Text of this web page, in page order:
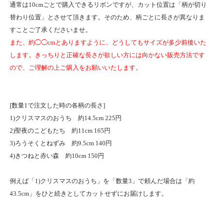
通常は10cmごとで購入できるリボンですが、カット位置は「柄が切り
替わり位置」とさせて頂きます。そのため、柄ごとに長さが異なりま
すことご了承くださいませ。
また、約◯◯cmとありますように、どうしてもサイズが多少前後いた
します。きっちりと正確な長さが欲しい方には向かない販売方法です
ので、ご理解の上ご購入をお願いいたします。
[数量1で注文した時の各柄の長さ]
1)クリスマスのおうち 約14.5cm 225円
2)聖夜のこどもたち 約11cm 165円
3)ろうそくとねずみ 約9.5cm 140円
4)きつねと赤い森 約10cm 150円
例えば「1)クリスマスのおうち」を「数量3」で頼んだ場合は「約
43.5cm」をひと続きとしてカットせずにお届けします。